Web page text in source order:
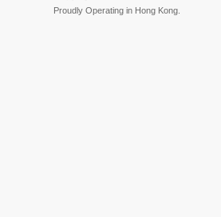
Proudly Operating in Hong Kong.